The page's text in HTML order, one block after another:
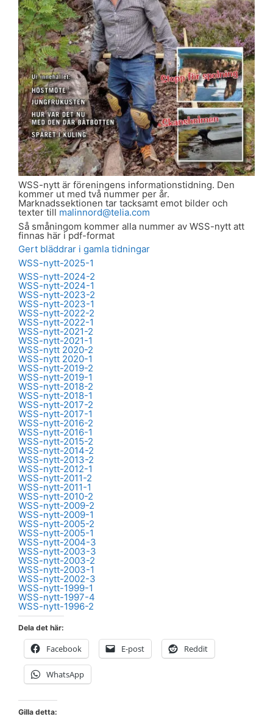
WSS-nytt är föreningens informationstidning. Den
kommer ut med två nummer per år.
Marknadssektionen tar tacksamt emot bilder och
texter till malinnord@telia.com
Så småningom kommer alla nummer av WSS-nytt att
finnas här i pdf-format
Gert bläddrar i gamla tidningar
WSS-nytt-2025-1
WSS-nytt-2024-2
WSS-nytt-2024-1
WSS-nytt-2023-2
WSS-nytt-2023-1
WSS-nytt-2022-2
WSS-nytt-2022-1
WSS-nytt-2021-2
WSS-nytt-2021-1
WSS-nytt 2020-2
WSS-nytt 2020-1
WSS-nytt-2019-2
WSS-nytt-2019-1
WSS-nytt-2018-2
WSS-nytt-2018-1
WSS-nytt-2017-2
WSS-nytt-2017-1
WSS-nytt-2016-2
WSS-nytt-2016-1
WSS-nytt-2015-2
WSS-nytt-2014-2
WSS-nytt-2013-2
WSS-nytt-2012-1
WSS-nytt-2011-2
WSS-nytt-2011-1
WSS-nytt-2010-2
WSS-nytt-2009-2
WSS-nytt-2009-1
WSS-nytt-2005-2
WSS-nytt-2005-1
WSS-nytt-2004-3
WSS-nytt-2003-3
WSS-nytt-2003-2
WSS-nytt-2003-1
WSS-nytt-2002-3
WSS-nytt-1999-1
WSS-nytt-1997-4
WSS-nytt-1996-2
Dela det här:
Facebook E-post Reddit
WhatsApp
Gilla detta: